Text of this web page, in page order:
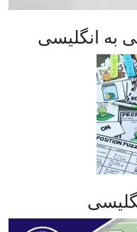
به انگلیسی